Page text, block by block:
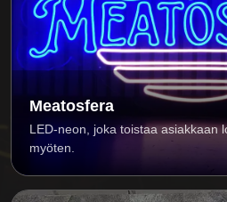
Meatosfera
LED-neon, joka toistaa asiakkaan
myöten.